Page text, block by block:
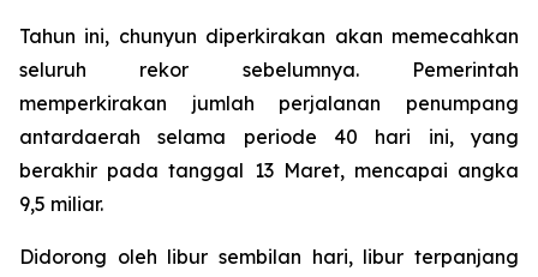
Tahun ini, chunyun diperkirakan akan memecahkan
seluruh rekor sebelumnya. Pemerintah
memperkirakan jumlah perjalanan penumpang
antardaerah selama periode 40 hari ini, yang
berakhir pada tanggal 13 Maret, mencapai angka
9,5 miliar.
Didorong oleh libur sembilan hari, libur terpanjang